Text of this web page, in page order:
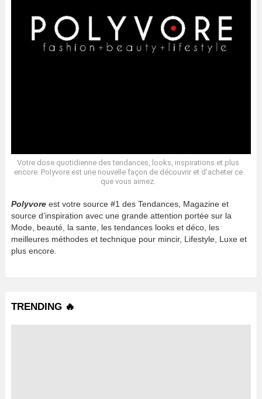
Votre dose quotidienne des tendances, looks, inspirations et plus
encore. Polyvore est une nouvelle façon de découvrir et d’acheter ce
que vous aimez.
Polyvore est votre source #1 des Tendances, Magazine et
source d’inspiration avec une grande attention portée sur la
Mode, beauté, la sante, les tendances looks et déco, les
meilleures méthodes et technique pour mincir, Lifestyle, Luxe et
plus encore.
TRENDING 🔥